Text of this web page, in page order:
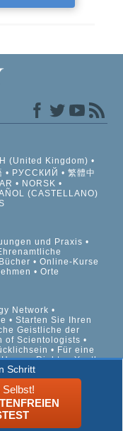
Schritt
Selbst!
(United Kingdom)
РУССКИЙ
繁體中
NORSK
(CASTELLANO)
und Praxis
Bücher
Online-Kurse
Orte
Network
Starten Sie Ihren
Geistliche der
of Scientologists
Für eine
Rights
Youth
on Human Rights
Alle Rechte
•Cookie-Richtlinie